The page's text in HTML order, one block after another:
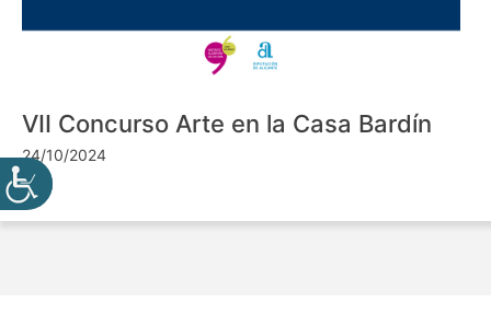
VII Concurso Arte en la Casa Bardín
24/10/2024